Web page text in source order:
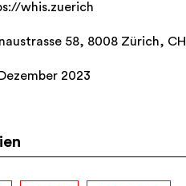
whis.zuerich
58, 8008 Zürich, CH
2023